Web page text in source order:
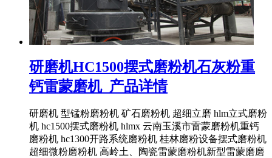
研磨机HC1500摆式磨粉机石灰粉重
钙雷蒙磨机_产品详情
研磨机 型锰粉磨粉机 矿石磨粉机 超细立磨 hlm立式磨粉
机 hc1500摆式磨粉机 hlmx 云南玉溪市雷蒙磨粉机重钙
磨粉机 hc1300开路系统磨粉机 桂林磨粉设备摆式磨粉机
超细微粉磨粉机 高岭土、陶瓷雷蒙磨粉机新型雷蒙磨磨